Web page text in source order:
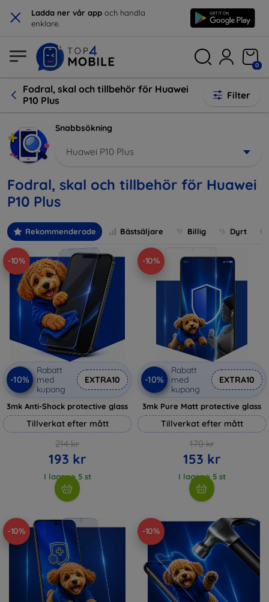
× Ladda ner vår app och handla
enklare.
0
Fodral, skal och tillbehör för Huawei
P10 Plus
Filter
Snabbsökning
Huawei P10 Plus
Fodral, skal och tillbehör för Huawei
P10 Plus
Rekommenderade Bästsäljare Billig Dyrt
-10%
-10%
Rabatt
med
kupong
EXTRA10
3mk Anti-Shock protective glass
Tillverkat efter mått
214 kr
193 kr
I lager > 5 st
-10%
-10%
Rabatt
med
kupong
EXTRA10
3mk Pure Matt protective glass
Tillverkat efter mått
170 kr
153 kr
I lager > 5 st
-10% -10%